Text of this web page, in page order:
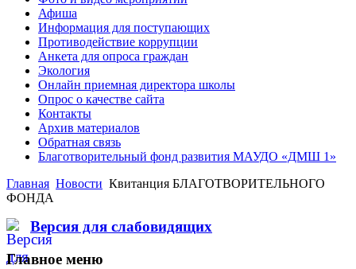
Афиша
Информация для поступающих
Противодействие коррупции
Анкета для опроса граждан
Экология
Онлайн приемная директора школы
Опрос о качестве сайта
Контакты
Архив материалов
Обратная связь
Благотворительный фонд развития МАУДО «ДМШ 1»
Главная Новости Квитанция БЛАГОТВОРИТЕЛЬНОГО
ФОНДА
Версия для слабовидящих
Главное меню